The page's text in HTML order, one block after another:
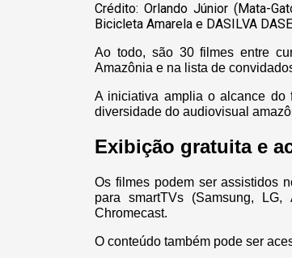
Crédito: Orlando Júnior (Mata-
Bicicleta Amarela e DASILVA
Ao todo, são 30 filmes entre
Amazônia e na lista de
A iniciativa amplia o alcance do
diversidade do audiovisual
Exibição gratuita e
Os filmes podem ser assistidos
para smartTVs (Samsung,
Chromecast.
O conteúdo também pode ser